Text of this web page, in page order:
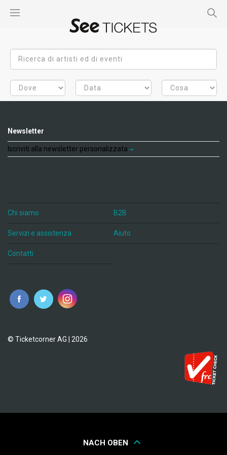
Newsletter
Iscriviti alla newsletter personalizzata
Chi siamo B2B
Servizi e assistenza Aiuto
Contatti
© Ticketcorner AG | 2026
NACH OBEN